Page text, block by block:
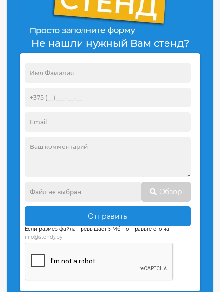
Не нашли нужный Вам стенд?
Обзор
Отправить
Если размер файла превышает 5 Мб - отправьте его на
info@stendy.by